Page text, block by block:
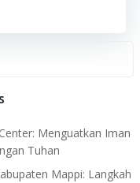
Menguatkan Iman
Tuhan
Mappi: Langkah